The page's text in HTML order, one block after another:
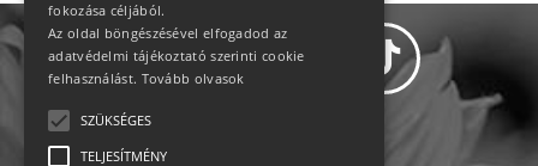
fokozása céljából.
Az oldal böngészésével elfogadod az
adatvédelmi tájékoztató szerinti cookie
felhasználást. Tovább olvasok
SZÜKSÉGES
TELJESÍTMÉNY